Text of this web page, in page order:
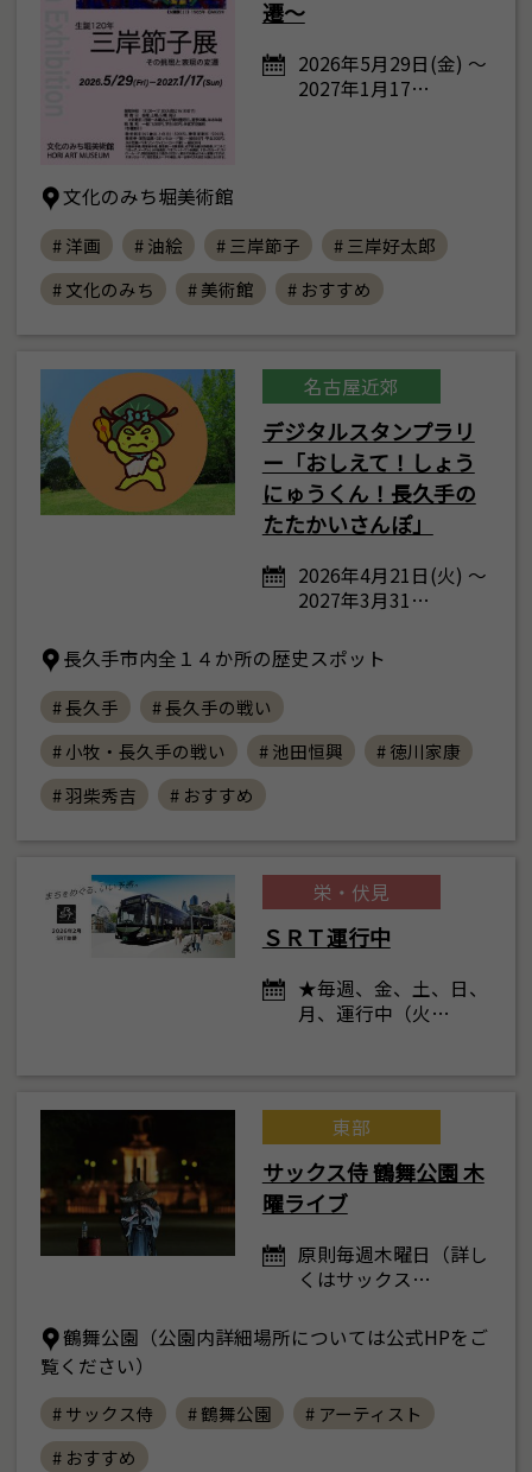
遷～
2026年5月29日(金) ～
2027年1月17…
文化のみち堀美術館
# 洋画 # 油絵 # 三岸節子
# 三岸好太郎
# 文化のみち
# 美術館 # おすすめ
名古屋近郊
デジタルスタンプラリ
ー「おしえて！しょう
にゅうくん！長久手の
たたかいさんぽ」
2026年4月21日(火) ～
2027年3月31…
長久手市内全１４か所の歴史スポット
# 長久手
# 長久手の戦い
# 小牧・長久手の戦い
# 池田恒興
# 徳川家康
# 羽柴秀吉
# おすすめ
栄・伏見
ＳＲＴ運行中
★毎週、金、土、日、
月、運行中（火…
東部
サックス侍 鶴舞公園 木
曜ライブ
原則毎週木曜日（詳し
くはサックス…
鶴舞公園（公園内詳細場所については公式HPをご
覧ください）
# サックス侍 # 鶴舞公園
# アーティスト
# おすすめ